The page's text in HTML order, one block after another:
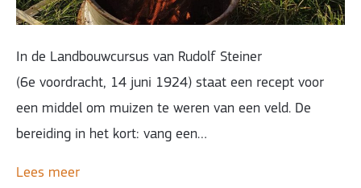
In de Landbouwcursus van Rudolf Steiner
(6e voordracht, 14 juni 1924) staat een recept voor
een middel om muizen te weren van een veld. De
bereiding in het kort: vang een…
Lees meer